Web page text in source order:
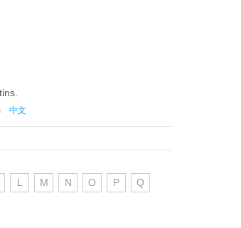
中文
L M N O P Q